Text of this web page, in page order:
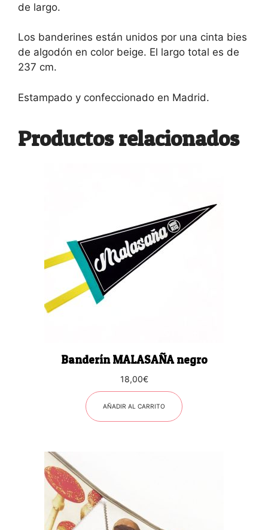
de largo.
Los banderines están unidos por una cinta bies
de algodón en color beige. El largo total es de
237 cm.
Estampado y confeccionado en Madrid.
Productos relacionados
Banderín MALASAÑA negro
18,00€
AÑADIR AL CARRITO